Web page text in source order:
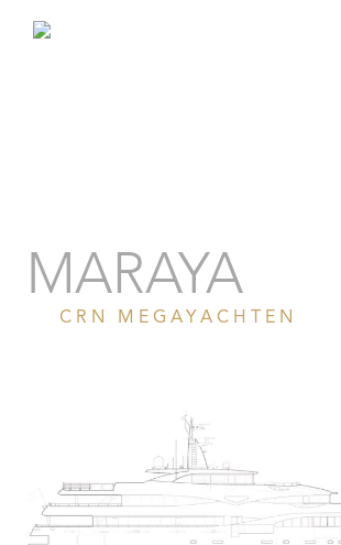
MARAYA
CRN MEGAYACHTEN